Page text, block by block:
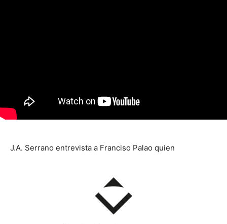
J.A. Serrano entrevista a Franciso Palao quien